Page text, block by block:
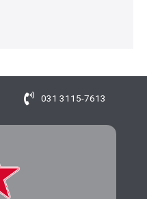
031 3115-7613